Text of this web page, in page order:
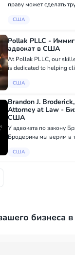
праву может сделать
руководства, которое
реальном опыте. В
США
Pollak PLLC -
адвокат в США
At Pollak PLLC, our
is dedicated to helping
experience and
США
Brandon J.
Attorney at Law -
США
У адвоката по закону
Бродерика мы верим в
сочувствие и
США
бизнеса